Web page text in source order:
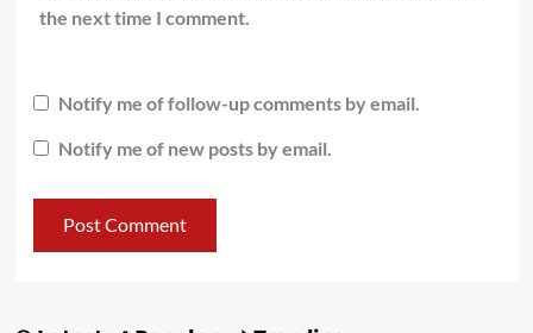
the next time I comment.
Notify me of follow-up comments by email.
Notify me of new posts by email.